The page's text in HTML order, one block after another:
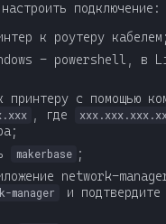
подключение:
к роутеру кабелем;
- powershell, в
принтеру с помощью
, где
makerbase ;
network-
и подтвердите